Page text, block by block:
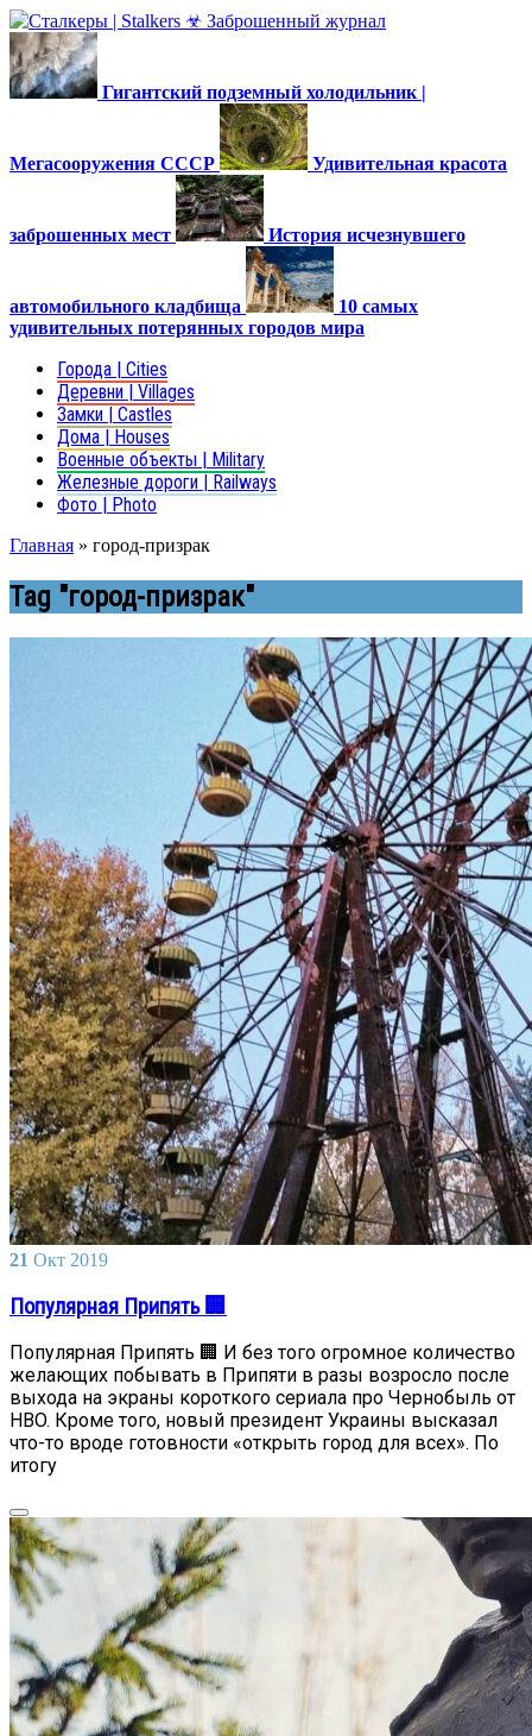
Гигантский подземный холодильник |
Мегасооружения СССР Удивительная красота
заброшенных мест История исчезнувшего
автомобильного кладбища
10 самых
удивительных потерянных городов мира
Города | Cities
Деревни | Villages
Замки | Castles
Дома | Houses
Военные объекты | Military
Железные дороги | Railways
Фото | Photo
Главная » город-призрак
Tag "город-призрак"
21 Окт 2019
Популярная Припять 🏢
Популярная Припять 🏢 И без того огромное количество
желающих побывать в Припяти в разы возросло после
выхода на экраны короткого сериала про Чернобыль от
HBO. Кроме того, новый президент Украины высказал
что-то вроде готовности «открыть город для всех». По
итогу